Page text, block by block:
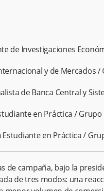
de Investigaciones
y de Mercados /
de Banca Central y
en Práctica / Grupo
Estudiante en Práctica /
de campaña, bajo la
de tres modos: una